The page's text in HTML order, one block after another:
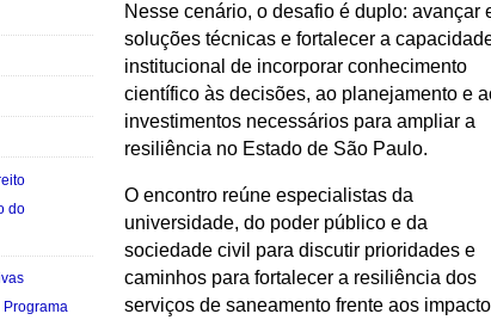
Nesse cenário, o desafio é duplo: avançar
soluções técnicas e fortalecer a
institucional de incorporar conhecimento
científico às decisões, ao planejamento e
investimentos necessários para ampliar a
resiliência no Estado de São Paulo.
O encontro reúne especialistas da
universidade, do poder público e da
sociedade civil para discutir prioridades e
caminhos para fortalecer a resiliência dos
serviços de saneamento frente aos
do